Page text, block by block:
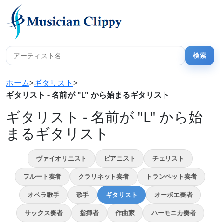
ホーム>ギタリスト>
ギタリスト - 名前が "L" から始まるギタリスト
ギタリスト - 名前が "L" から始
まるギタリスト
ヴァイオリニスト ピアニスト チェリスト
フルート奏者 クラリネット奏者 トランペット奏者
オペラ歌手 歌手 ギタリスト オーボエ奏者
サックス奏者 指揮者 作曲家 ハーモニカ奏者